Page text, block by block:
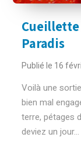
Cueillette
Paradis
Publié le 16
Voilà une
bien mal
terre, pétages
deviez un jour...